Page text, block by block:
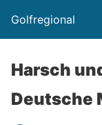
Golfregional
Harsch
Deutsche